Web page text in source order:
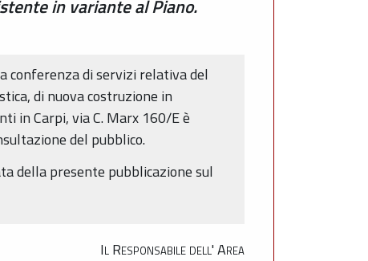
in variante al Piano.
conferenza di servizi relativa del
di nuova costruzione in
in Carpi, via C. Marx 160/E è
del pubblico.
della presente pubblicazione sul
Il Responsabile dell' Area